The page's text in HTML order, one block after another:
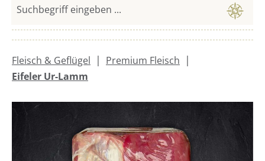
Fleisch & Geflügel | Premium Fleisch |
Eifeler Ur-Lamm
Bildergalerie überspringen